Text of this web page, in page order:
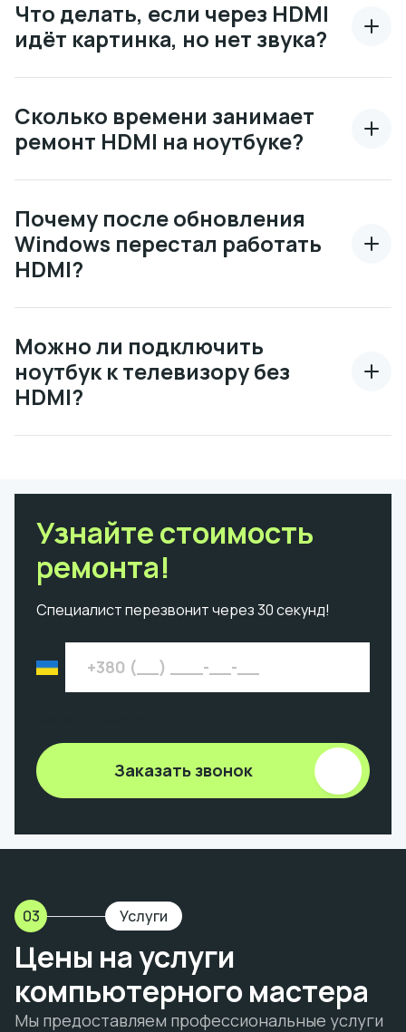
Что делать, если через HDMI
идёт картинка, но нет звука?
Сколько времени занимает
ремонт HDMI на ноутбуке?
Почему после обновления
Windows перестал работать
HDMI?
Можно ли подключить
ноутбук к телевизору без
HDMI?
Узнайте стоимость
ремонта!
Специалист перезвонит через 30 секунд!
Заказать звонок
03 Услуги
Цены на услуги
компьютерного мастера
Мы предоставляем профессиональные услуги